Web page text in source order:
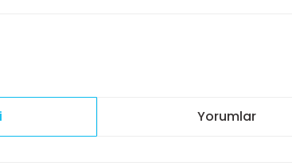
Yorumlar